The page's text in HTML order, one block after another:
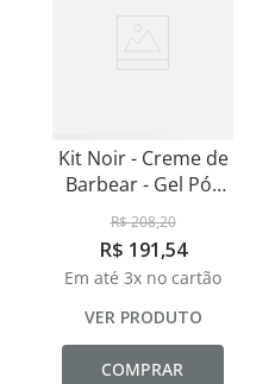
Kit Noir - Creme de
Barbear - Gel Pós
Barba -
Desodorante Spray
R$208,20
R$ 191,54
Em até 3x no cartão
VER PRODUTO
COMPRAR